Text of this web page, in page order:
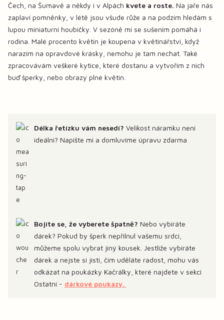
Čech, na Šumavě a někdy i v Alpách kvete a roste. Na jaře nás
zaplaví pomněnky, v létě jsou všude růže a na podzim hledám s
lupou miniaturní houbičky. V sezóně mi se sušením pomáhá i
rodina. Malé procento květin je koupena v květinářství, když
narazím na opravdové krásky, nemohu je tam nechat. Také
zpracovávám veškeré kytice, které dostanu a vytvořím z nich
buď šperky, nebo obrazy plné květin.
Délka řetízku vám nesedí? Velikost náramku není
ideální? Napište mi a domluvíme úpravu zdarma
Bojíte se, že vyberete špatně? Nebo vybíráte
dárek? Pokud by šperk nepřilnul vašemu srdci,
můžeme spolu vybrat jiný kousek. Jestliže vybíráte
dárek a nejste si jisti, čím uděláte radost, mohu vás
odkázat na poukázky Kačrálky, které najdete v sekci
Ostatní - dárkové poukazy.